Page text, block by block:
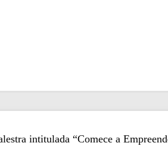
intitulada “Comece a